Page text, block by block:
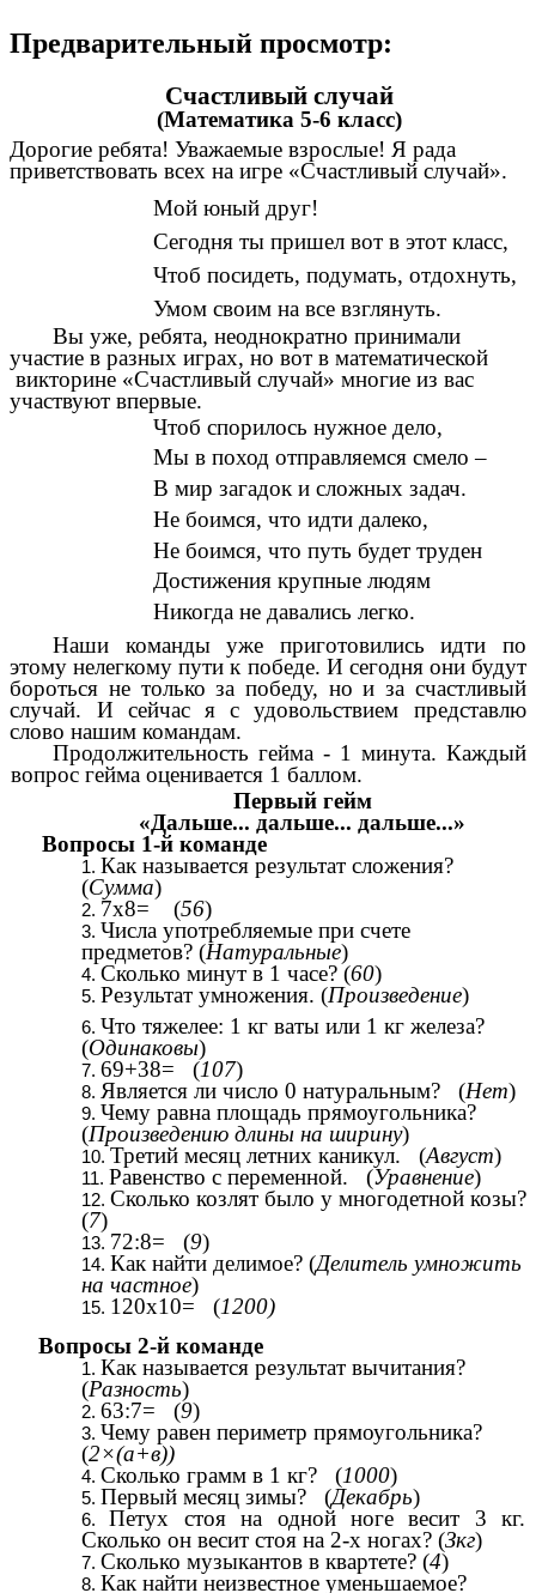
Предварительный просмотр:
Счастливый случай
(Математика 5-6 класс)
Дорогие ребята! Уважаемые взрослые! Я рада
приветствовать всех на игре «Счастливый случай».
Мой юный друг!
Сегодня ты пришел вот в этот класс,
Чтоб посидеть, подумать, отдохнуть,
Умом своим на все взглянуть.
Вы уже, ребята, неоднократно принимали
участие в разных играх, но вот в математической
викторине «Счастливый случай» многие из вас
участвуют впервые.
Чтоб спорилось нужное дело,
Мы в поход отправляемся смело –
В мир загадок и сложных задач.
Не боимся, что идти далеко,
Не боимся, что путь будет труден
Достижения крупные людям
Никогда не давались легко.
Наши команды уже приготовились идти по
этому нелегкому пути к победе. И сегодня они будут
бороться не только за победу, но и за счастливый
случай. И сейчас я с удовольствием представлю
слово нашим командам.
Продолжительность гейма - 1 минута. Каждый
вопрос гейма оценивается 1 баллом.
Первый гейм
«Дальше... дальше... дальше...»
Вопросы 1-й команде
Как называется результат сложения?
(Сумма)
7x8= (56)
Числа употребляемые при счете
предметов? (Натуральные)
Сколько минут в 1 часе? (60)
Результат умножения. (Произведение)
Что тяжелее: 1 кг ваты или 1 кг железа?
(Одинаковы)
69+38= (107)
Является ли число 0 натуральным? (Нет)
Чему равна площадь прямоугольника?
(Произведению длины на ширину)
Третий месяц летних каникул. (Август)
Равенство с переменной. (Уравнение)
Сколько козлят было у многодетной козы?
(7)
72:8= (9)
Как найти делимое? (Делитель умножить
на частное)
120x10= (1200)
Вопросы 2-й команде
Как называется результат вычитания?
(Разность)
63:7= (9)
Чему равен периметр прямоугольника?
(2×(а+в))
Сколько грамм в 1 кг? (1000)
Первый месяц зимы? (Декабрь)
Петух стоя на одной ноге весит 3 кг.
Сколько он весит стоя на 2-х ногах? (Зкг)
Сколько музыкантов в квартете? (4)
Как найти неизвестное уменьшаемое?